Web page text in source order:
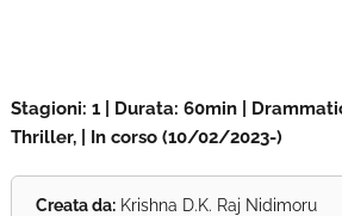
Stagioni: 1 | Durata: 60min |
Thriller, | In corso (10/02/2023-)
Creata da:Krishna D.K. Raj Nidimoru